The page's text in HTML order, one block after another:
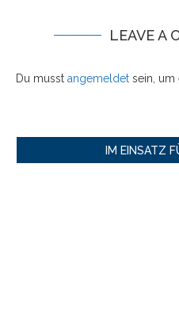
LEAVE A
Du musst angemeldet sein, um
IM EINSATZ